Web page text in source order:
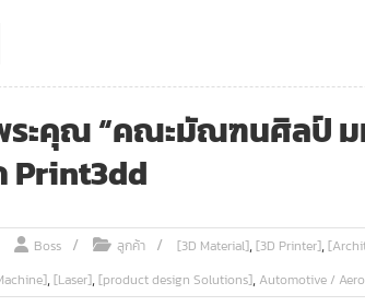
ะคุณ “คณะมัณฑนศิลป์ มห
Print3dd
Boss ลูกค้า [3D Material],[3D Printer],
,[Laser],[product design Solutions], Automotive /